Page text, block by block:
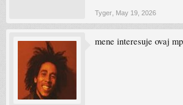
Tyger May 19, 2026
mene interesuje ovaj